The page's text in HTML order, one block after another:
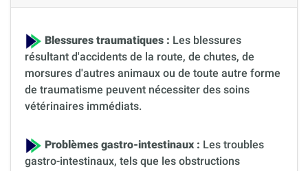
Blessures traumatiques : Les blessures
résultant d'accidents de la route, de chutes, de
morsures d'autres animaux ou de toute autre forme
de traumatisme peuvent nécessiter des soins
vétérinaires immédiats.
Problèmes gastro-intestinaux : Les troubles
gastro-intestinaux, tels que les obstructions